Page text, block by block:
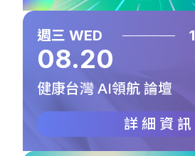
週三 WED
08.20
健康台灣 AI領航 論壇
詳細資訊